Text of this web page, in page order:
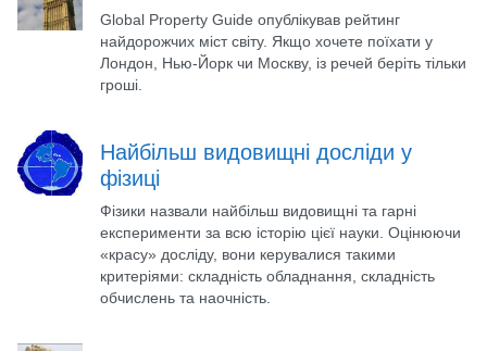
Global Property Guide опублікував рейтинг
найдорожчих міст світу. Якщо хочете поїхати у
Лондон, Нью-Йорк чи Москву, із речей беріть тільки
гроші.
Найбільш видовищні досліди у
фізиці
Фізики назвали найбільш видовищні та гарні
експерименти за всю історію цієї науки. Оцінюючи
«красу» досліду, вони керувалися такими
критеріями: складність обладнання, складність
обчислень та наочність.